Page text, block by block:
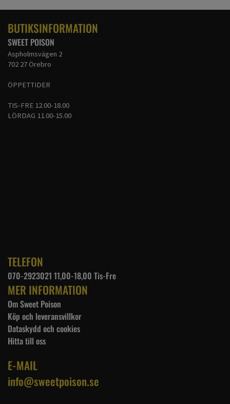
BUTIKSINFORMATION
SWEET POISON
Aspholmsvägen 2
702 27 Örebro
ÖPPETTIDER
TIS-FRE 12.00-18.00
LÖRDAG 11.00-15.00
TELEFON
070-2923021 11,00-18,00 Tis-Fre
MER INFORMATION
Om Sweet Poison
Köp och leveransvillkor
Dataskydd och cookies
Hitta till oss
E-MAIL
info@sweetpoison.se